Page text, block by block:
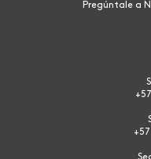
Pregúntale a